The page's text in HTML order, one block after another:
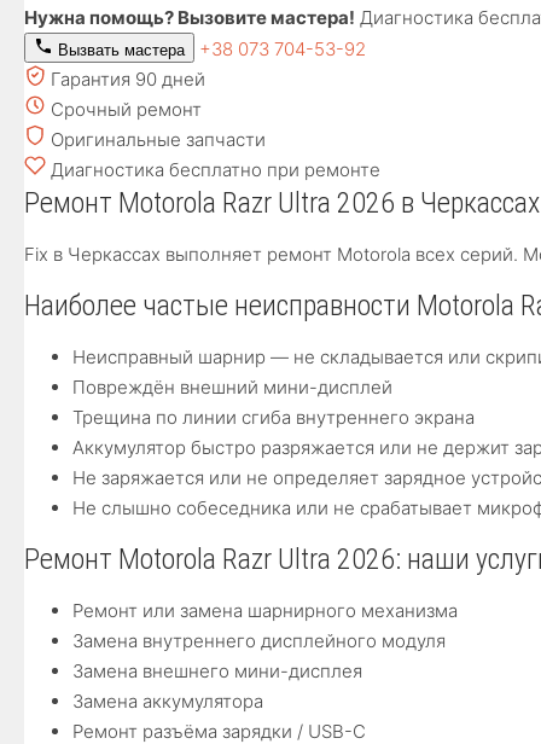
Нужна помощь? Вызовите мастера! Диагностика
Вызвать мастера
+38 073 704-53-92
Гарантия 90 дней
Срочный ремонт
Оригинальные запчасти
Диагностика бесплатно при ремонте
Ремонт Motorola Razr Ultra 2026 в Черкассах
Fix в Черкассах выполняет ремонт Motorola всех серий.
Наиболее частые неисправности Motorola
Неисправный шарнир — не складывается или
Повреждён внешний мини-дисплей
Трещина по линии сгиба внутреннего экрана
Аккумулятор быстро разряжается или не держит
Не заряжается или не определяет зарядное
Не слышно собеседника или не срабатывает
Ремонт Motorola Razr Ultra 2026: наши
Ремонт или замена шарнирного механизма
Замена внутреннего дисплейного модуля
Замена внешнего мини-дисплея
Замена аккумулятора
Ремонт разъёма зарядки / USB-C